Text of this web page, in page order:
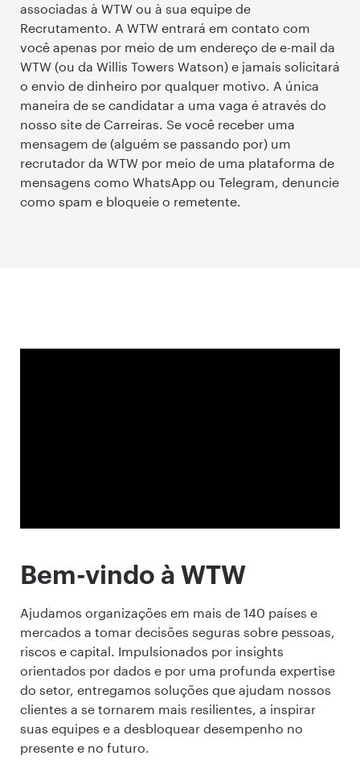
associadas à WTW ou à sua equipe de
Recrutamento. A WTW entrará em contato com
você apenas por meio de um endereço de e-mail da
WTW (ou da Willis Towers Watson) e jamais solicitará
o envio de dinheiro por qualquer motivo. A única
maneira de se candidatar a uma vaga é através do
nosso site de Carreiras. Se você receber uma
mensagem de (alguém se passando por) um
recrutador da WTW por meio de uma plataforma de
mensagens como WhatsApp ou Telegram, denuncie
como spam e bloqueie o remetente.
Bem-vindo à WTW
Ajudamos organizações em mais de 140 países e
mercados a tomar decisões seguras sobre pessoas,
riscos e capital. Impulsionados por insights
orientados por dados e por uma profunda expertise
do setor, entregamos soluções que ajudam nossos
clientes a se tornarem mais resilientes, a inspirar
suas equipes e a desbloquear desempenho no
presente e no futuro.